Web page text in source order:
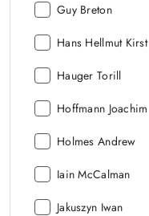
Autor:
Guy Breton
Autor:
Hans Hellmut Kirst
Autor:
Hauger Torill
Autor:
Hoffmann Joachim
Autor:
Holmes Andrew
Autor:
Iain McCalman
Autor:
Jakuszyn Iwan